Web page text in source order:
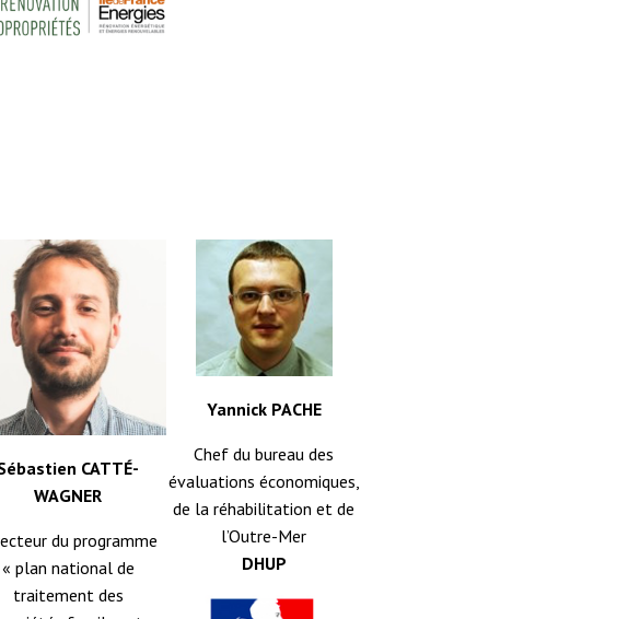
CATTÉ-
WAGNER
du programme
« plan national de
traitement des
Yannick PACHE
Chef du bureau des
évaluations économiques,
de la réhabilitation et de
l’Outre-Mer
DHUP